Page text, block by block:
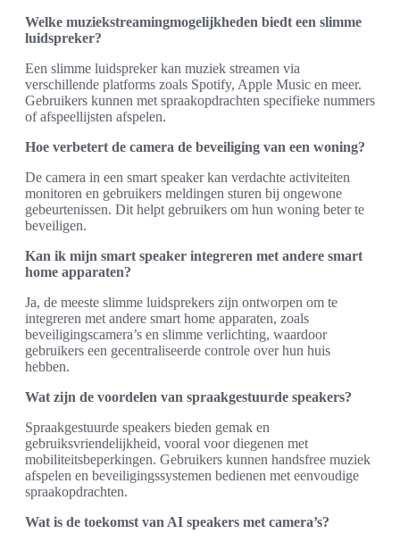
Welke muziekstreamingmogelijkheden biedt een slimme
luidspreker?
Een slimme luidspreker kan muziek streamen via
verschillende platforms zoals Spotify, Apple Music en meer.
Gebruikers kunnen met spraakopdrachten specifieke nummers
of afspeellijsten afspelen.
Hoe verbetert de camera de beveiliging van een woning?
De camera in een smart speaker kan verdachte activiteiten
monitoren en gebruikers meldingen sturen bij ongewone
gebeurtenissen. Dit helpt gebruikers om hun woning beter te
beveiligen.
Kan ik mijn smart speaker integreren met andere smart
home apparaten?
Ja, de meeste slimme luidsprekers zijn ontworpen om te
integreren met andere smart home apparaten, zoals
beveiligingscamera’s en slimme verlichting, waardoor
gebruikers een gecentraliseerde controle over hun huis
hebben.
Wat zijn de voordelen van spraakgestuurde speakers?
Spraakgestuurde speakers bieden gemak en
gebruiksvriendelijkheid, vooral voor diegenen met
mobiliteitsbeperkingen. Gebruikers kunnen handsfree muziek
afspelen en beveiligingssystemen bedienen met eenvoudige
spraakopdrachten.
Wat is de toekomst van AI speakers met camera’s?